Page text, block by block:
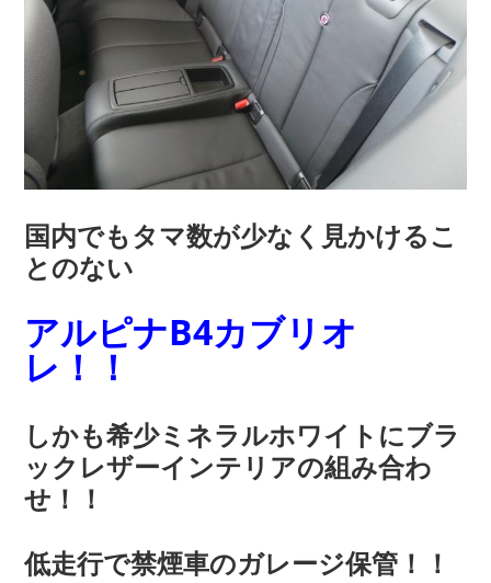
国内でもタマ数が少なく見かけるこ
とのない
アルピナB4カブリオ
レ！！
しかも希少ミネラルホワイトにブラ
ックレザーインテリアの組み合わ
せ！！
低走行で禁煙車のガレージ保管！！